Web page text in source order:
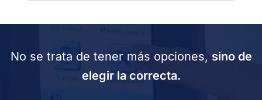
No se trata de tener más opciones, sino de
elegir la correcta.